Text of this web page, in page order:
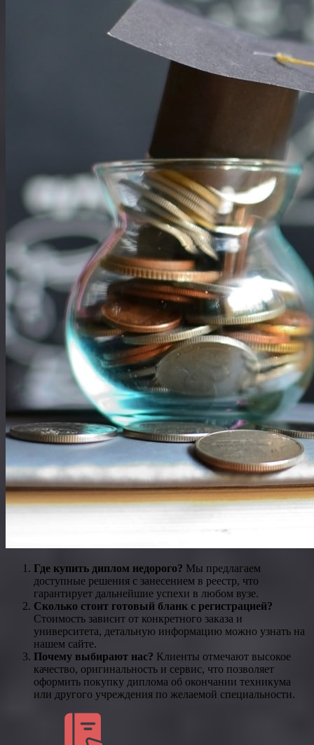
Где купить диплом недорого? Мы предлагаем
доступные решения с занесением в реестр, что
гарантирует дальнейшие успехи в любом вузе.
Сколько стоит готовый бланк с регистрацией?
Стоимость зависит от конкретного заказа и
университета, детальную информацию можно узнать на
нашем сайте.
Почему выбирают нас? Клиенты отмечают высокое
качество, оригинальность и сервис, что позволяет
оформить покупку диплома об окончании техникума
или другого учреждения по желаемой специальности.